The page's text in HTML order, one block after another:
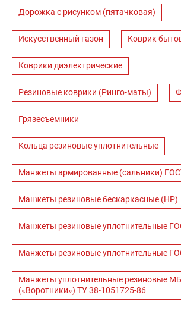
Дорожка с рисунком (пятачковая)
Искусственный газон Коврик
Коврики диэлектрические
Резиновые коврики (Ринго-маты)
Грязесъемники
Кольца резиновые уплотнительные
Манжеты армированные (сальники)
Манжеты резиновые бескаркасные (НР)
Манжеты резиновые уплотнительные
Манжеты резиновые уплотнительные
Манжеты уплотнительные резиновые
(«Воротники») ТУ 38-1051725-86